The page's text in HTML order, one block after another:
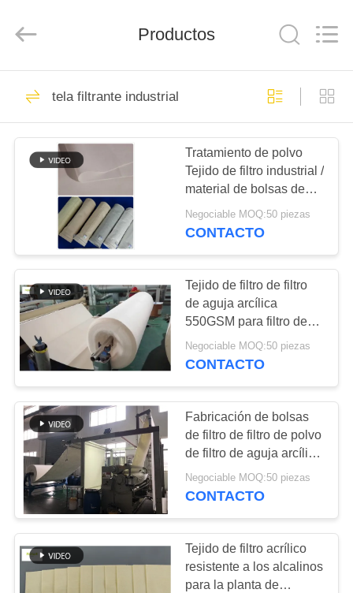
HOGAR
PRODUCTOS
SOBRE
NOSOTROS
VIAJE
DE
LA
FÁBRICA
CONTROL
DE
CALIDAD
ÉNTRENOS
EN
CONTACTO
CON
Filter
Environmental
Bolsas de filtro para
colector de polvo
115
Bolsa de filtro de
aramida
99
Bolso de filtro del
poliéster
113
Productos
tela filtrante industrial
Tratamiento de polvo
Tejido de filtro industrial /
material de bolsas de
filtro para recolector de
polvo
Negociable MOQ:50 piezas
CONTACTO
Tejido de filtro de filtro
de aguja arcílica
550GSM para filtro de
bolsas industriales
antiabrasión
Negociable MOQ:50 piezas
CONTACTO
Fabricación de bolsas
de filtro de filtro de polvo
de filtro de aguja arcílica
para la industria del
asfalto
Negociable MOQ:50 piezas
CONTACTO
Tejido de filtro acrílico
resistente a los alcalinos
para la planta de